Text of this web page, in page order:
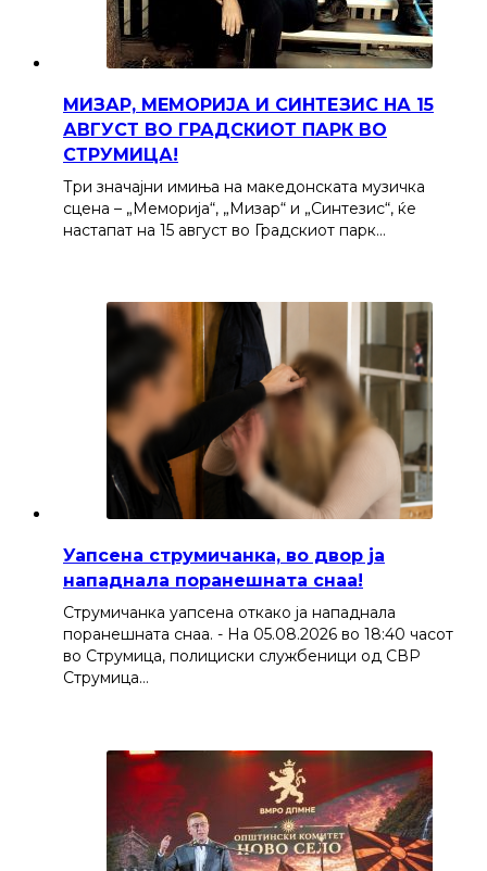
МИЗАР, МЕМОРИЈА И СИНТЕЗИС НА 15
АВГУСТ ВО ГРАДСКИОТ ПАРК ВО
СТРУМИЦА!
Три значајни имиња на македонската музичка
сцена – „Меморија“, „Мизар“ и „Синтезис“, ќе
настапат на 15 август во Градскиот парк…
Уапсена струмичанка, во двор ја
нападнала поранешната снаа!
Струмичанка уапсена откако ја нападнала
поранешната снаа. - На 05.08.2026 во 18:40 часот
во Струмица, полициски службеници од СВР
Струмица…